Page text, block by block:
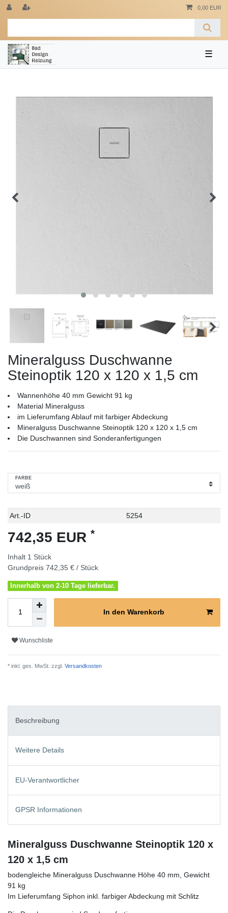
0,00 EUR
☰
Mineralguss Duschwanne
Steinoptik 120 x 120 x 1,5 cm
Wannenhöhe 40 mm Gewicht 91 kg
Material Mineralguss
im Lieferumfang Ablauf mit farbiger Abdeckung
Mineralguss Duschwanne Steinoptik 120 x 120 x 1,5 cm
Die Duschwannen sind Sonderanfertigungen
FARBE
Technisches
Wert
Art.-ID 5254
742,35 EUR *
Inhalt 1 Stück
Grundpreis 742,35 € / Stück
Innerhalb von 2-10 Tage lieferbar.
In den Warenkorb
Wunschliste
* inkl. ges. MwSt. zzgl. Versandkosten
Beschreibung
Weitere Details
EU-Verantwortlicher
GPSR Informationen
Mineralguss Duschwanne Steinoptik 120 x
120 x 1,5 cm
bodengleiche Mineralguss Duschwanne Höhe 40 mm, Gewicht
91 kg
Im Lieferumfang Siphon inkl. farbiger Abdeckung mit Schlitz